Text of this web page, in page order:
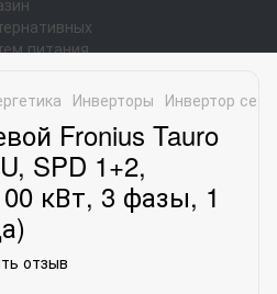
Инверторы Инвертор
Fronius Tauro
SPD 1+2,
кВт, 3 фазы, 1
отзыв